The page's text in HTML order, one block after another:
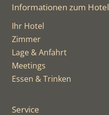
Informationen zum Hotel
Ihr Hotel
Zimmer
Lage & Anfahrt
Meetings
Essen & Trinken
Service